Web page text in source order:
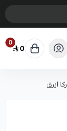
0 0
ازرق